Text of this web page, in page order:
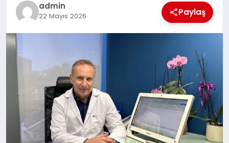
admin
22 Mayıs 2026 Paylaş